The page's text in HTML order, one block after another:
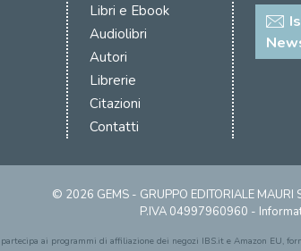
Libri e Ebook
Audiolibri
Autori
Librerie
Citazioni
Contatti
© 2026 GEMS - GRUPPO EDITORIALE
P.IVA 04997960960 -
ai programmi di affiliazione dei negozi IBS.it e Amazon EU,